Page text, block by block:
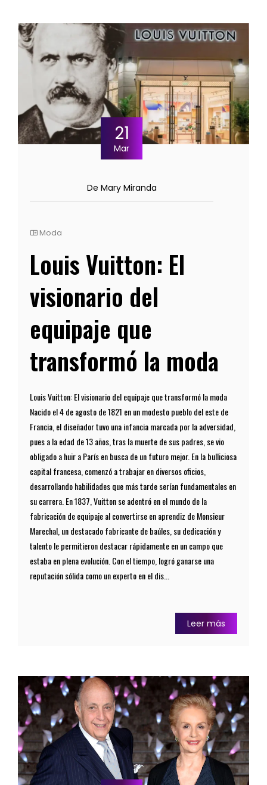
21
Mar
De Mary Miranda
Moda
Louis Vuitton: El
visionario del
equipaje que
transformó la moda
Louis Vuitton: El visionario del equipaje que transformó la moda
Nacido el 4 de agosto de 1821 en un modesto pueblo del este de
Francia, el diseñador tuvo una infancia marcada por la adversidad,
pues a la edad de 13 años, tras la muerte de sus padres, se vio
obligado a huir a París en busca de un futuro mejor. En la bulliciosa
capital francesa, comenzó a trabajar en diversos oficios,
desarrollando habilidades que más tarde serían fundamentales en
su carrera. En 1837, Vuitton se adentró en el mundo de la
fabricación de equipaje al convertirse en aprendiz de Monsieur
Marechal, un destacado fabricante de baúles, su dedicación y
talento le permitieron destacar rápidamente en un campo que
estaba en plena evolución. Con el tiempo, logró ganarse una
reputación sólida como un experto en el dis...
Leer más